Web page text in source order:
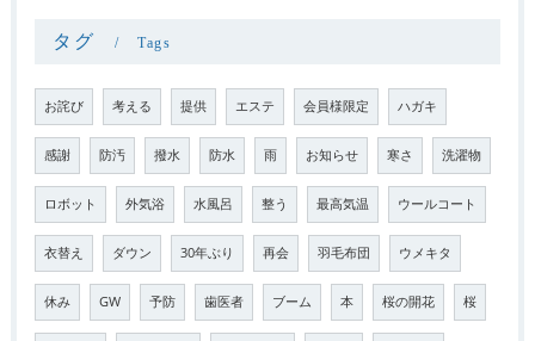
タグ Tags
お詫び 考える 提供 エステ 会員様限定 ハガキ
感謝 防汚 撥水 防水 雨 お知らせ 寒さ 洗濯物
ロボット 外気浴 水風呂 整う 最高気温 ウールコート
衣替え ダウン 30年ぶり 再会 羽毛布団 ウメキタ
休み GW 予防 歯医者 ブーム 本 桜の開花 桜